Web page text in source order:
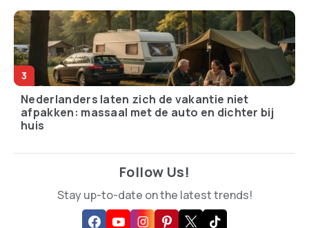
Nederlanders laten zich de vakantie niet
afpakken: massaal met de auto en dichter bij
huis
Follow Us!
Stay up-to-date on the latest trends!